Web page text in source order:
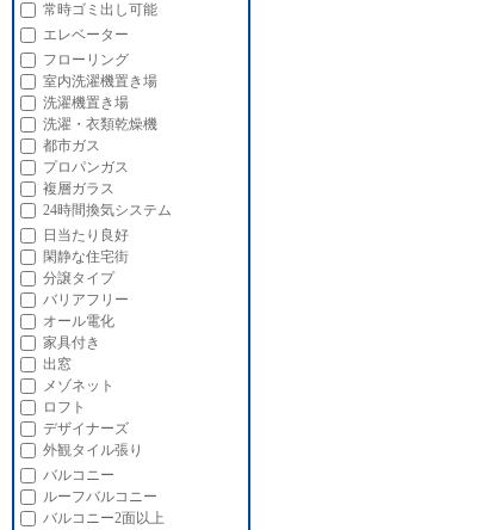
常時ゴミ出し可能
エレベーター
フローリング
室内洗濯機置き場
洗濯機置き場
洗濯・衣類乾燥機
都市ガス
プロパンガス
複層ガラス
24時間換気システム
日当たり良好
閑静な住宅街
分譲タイプ
バリアフリー
オール電化
家具付き
出窓
メゾネット
ロフト
デザイナーズ
外観タイル張り
バルコニー
ルーフバルコニー
バルコニー2面以上